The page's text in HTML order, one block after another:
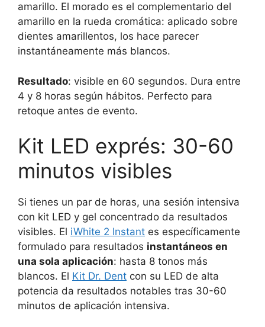
amarillo. El morado es el complementario del
amarillo en la rueda cromática: aplicado sobre
dientes amarillentos, los hace parecer
instantáneamente más blancos.
Resultado: visible en 60 segundos. Dura entre
4 y 8 horas según hábitos. Perfecto para
retoque antes de evento.
Kit LED exprés: 30-60
minutos visibles
Si tienes un par de horas, una sesión intensiva
con kit LED y gel concentrado da resultados
visibles. El iWhite 2 Instant es específicamente
formulado para resultados instantáneos en
una sola aplicación: hasta 8 tonos más
blancos. El Kit Dr. Dent con su LED de alta
potencia da resultados notables tras 30-60
minutos de aplicación intensiva.